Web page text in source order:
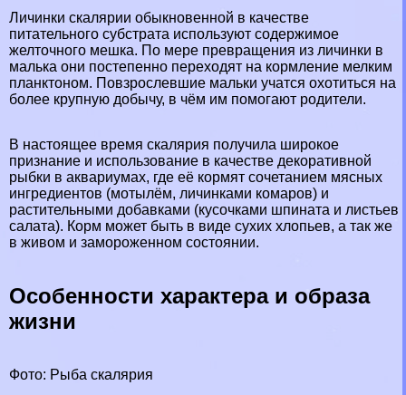
Личинки скалярии обыкновенной в качестве
питательного субстрата используют содержимое
желточного мешка. По мере превращения из личинки в
малька они постепенно переходят на кормление мелким
планктоном. Повзрослевшие мальки учатся охотиться на
более крупную добычу, в чём им помогают родители.
В настоящее время скалярия получила широкое
признание и использование в качестве декоративной
рыбки в аквариумах, где её кормят сочетанием мясных
ингредиентов (мотылём, личинками комаров) и
растительными добавками (кусочками шпината и листьев
салата). Корм может быть в виде сухих хлопьев, а так же
в живом и замороженном состоянии.
Особенности хаpaктера и образа
жизни
Фото: Рыба скалярия